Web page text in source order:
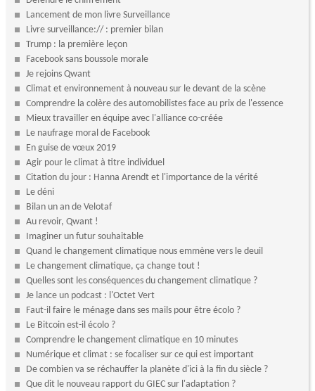
Lancement de mon livre Surveillance
Livre surveillance:// : premier bilan
Trump : la première leçon
Facebook sans boussole morale
Je rejoins Qwant
Climat et environnement à nouveau sur le devant de la scène
Comprendre la colère des automobilistes face au prix de l'essence
Mieux travailler en équipe avec l'alliance co-créée
Le naufrage moral de Facebook
En guise de vœux 2019
Agir pour le climat à titre individuel
Citation du jour : Hanna Arendt et l'importance de la vérité
Le déni
Bilan un an de Velotaf
Au revoir, Qwant !
Imaginer un futur souhaitable
Quand le changement climatique nous emmène vers le deuil
Le changement climatique, ça change tout !
Quelles sont les conséquences du changement climatique ?
Je lance un podcast : l'Octet Vert
Faut-il faire le ménage dans ses mails pour être écolo ?
Le Bitcoin est-il écolo ?
Comprendre le changement climatique en 10 minutes
Numérique et climat : se focaliser sur ce qui est important
De combien va se réchauffer la planète d'ici à la fin du siècle ?
Que dit le nouveau rapport du GIEC sur l'adaptation ?